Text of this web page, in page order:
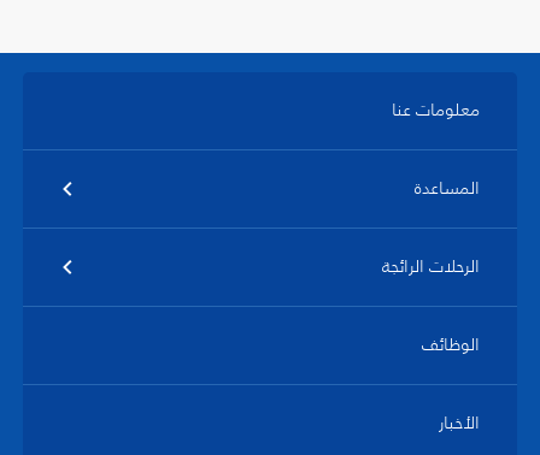
معلومات عنا
المساعدة
الرحلات الرائجة
الوظائف
الأخبار